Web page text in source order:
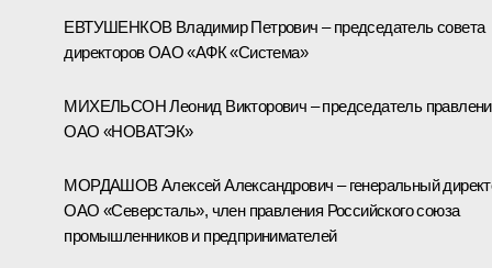
ЕВТУШЕНКОВ Владимир Петрович – председатель совета
директоров ОАО «АФК «Система»
МИХЕЛЬСОН Леонид Викторович – председатель
ОАО «НОВАТЭК»
МОРДАШОВ Алексей Александрович – генеральный
ОАО «Северсталь», член правления Российского союза
промышленников и предпринимателей